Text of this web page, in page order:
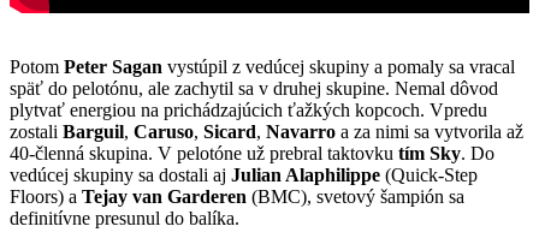
Potom Peter Sagan vystúpil z vedúcej skupiny a pomaly sa vracal
späť do pelotónu, ale zachytil sa v druhej skupine. Nemal dôvod
plytvať energiou na prichádzajúcich ťažkých kopcoch. Vpredu
zostali Barguil, Caruso, Sicard, Navarro a za nimi sa vytvorila až
40-členná skupina. V pelotóne už prebral taktovku tím Sky. Do
vedúcej skupiny sa dostali aj Julian Alaphilippe (Quick-Step
Floors) a Tejay van Garderen (BMC), svetový šampión sa
definitívne presunul do balíka.